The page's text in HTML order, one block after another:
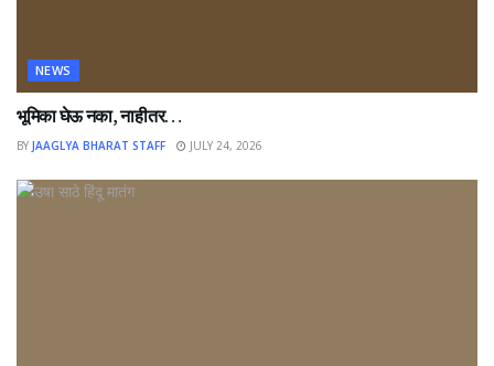
NEWS
भूमिका घेऊ नका, नाहीतर…
BY JAAGLYA BHARAT STAFF JULY 24, 2026